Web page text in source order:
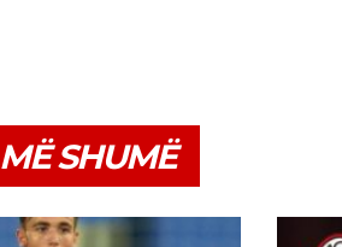
SHUMË